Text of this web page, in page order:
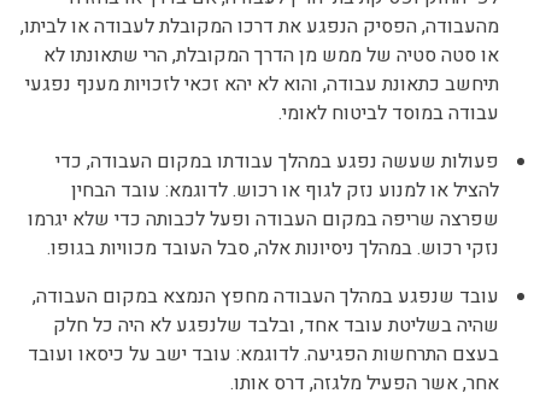
מהעבודה, הפסיק הנפגע את דרכו המקובלת לעבודה או לביתו,
או סטה סטיה של ממש מן הדרך המקובלת, הרי שתאונתו לא
תיחשב כתאונת עבודה, והוא לא יהא זכאי לזכויות מענף נפגעי
עבודה במוסד לביטוח לאומי.
פעולות שעשה נפגע במהלך עבודתו במקום העבודה, כדי
להציל או למנוע נזק לגוף או רכוש. לדוגמא: עובד הבחין
שפרצה שריפה במקום העבודה ופעל לכבותה כדי שלא יגרמו
נזקי רכוש. במהלך ניסיונות אלה, סבל העובד מכוויות בגופו.
עובד שנפגע במהלך העבודה מחפץ הנמצא במקום העבודה,
שהיה בשליטת עובד אחד, ובלבד שלנפגע לא היה כל חלק
בעצם התרחשות הפגיעה. לדוגמא: עובד ישב על כיסאו ועובד
אחר, אשר הפעיל מלגזה, דרס אותו.